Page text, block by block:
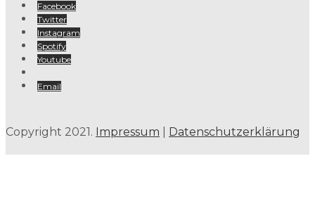
Facebook
Twitter
Instagram
Spotify
Youtube
Email
Copyright 2021. Impressum Datenschutzerklärung